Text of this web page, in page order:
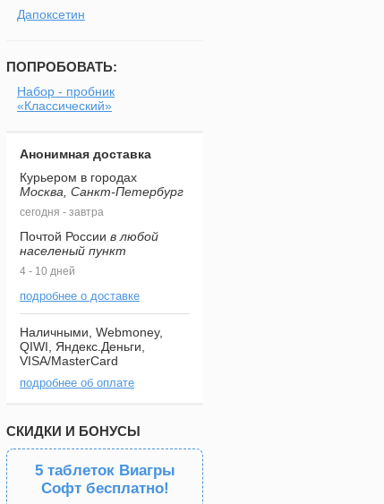
Дапоксетин
ПОПРОБОВАТЬ:
Набор - пробник
«Классический»
Анонимная доставка
Курьером в городах
Москва, Санкт-Петербург
сегодня - завтра
Почтой России в любой
населеный пункт
4 - 10 дней
подробнее о доставке
Наличными, Webmoney,
QIWI, Яндекс.Деньги,
VISA/MasterCard
подробнее об оплате
СКИДКИ И БОНУСЫ
5 таблеток Виагры
Софт бесплатно!